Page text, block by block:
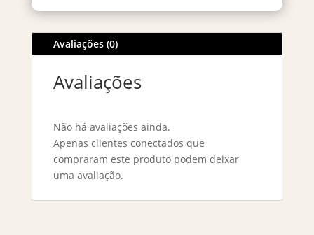
Avaliações (0)
Avaliações
Não há avaliações ainda.
Apenas clientes conectados que
compraram este produto podem deixar
uma avaliação.